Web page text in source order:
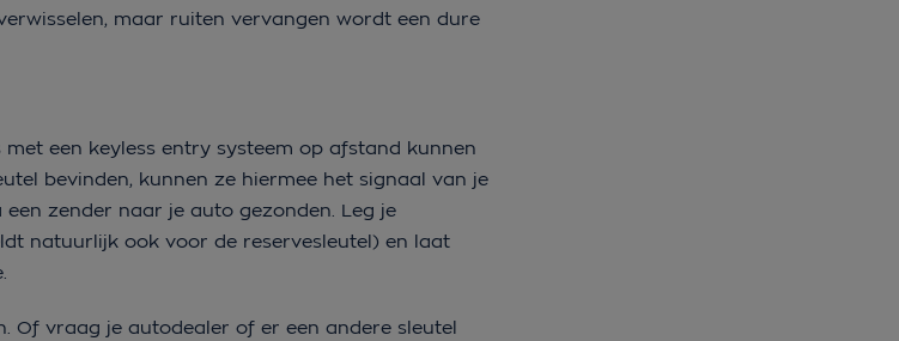
maar ruiten vervangen wordt een dure
een keyless entry systeem op afstand kunnen
bevinden, kunnen ze hiermee het signaal van je
zender naar je auto gezonden. Leg je
natuurlijk ook voor de reservesleutel) en laat
Of vraag je autodealer of er een andere sleutel